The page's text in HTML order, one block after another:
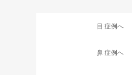
目 症例へ
鼻 症例へ